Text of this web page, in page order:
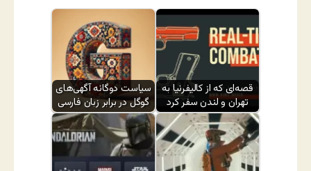
سیاست دوگانه آگهی‌های
گوگل در برابر زبان فارسی
قصه‌ای که از کالیفرنیا به
تهران و لندن سفر کرد